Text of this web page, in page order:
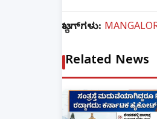
ಟ್ಯಾಗ್‌ಗಳು:
Related News